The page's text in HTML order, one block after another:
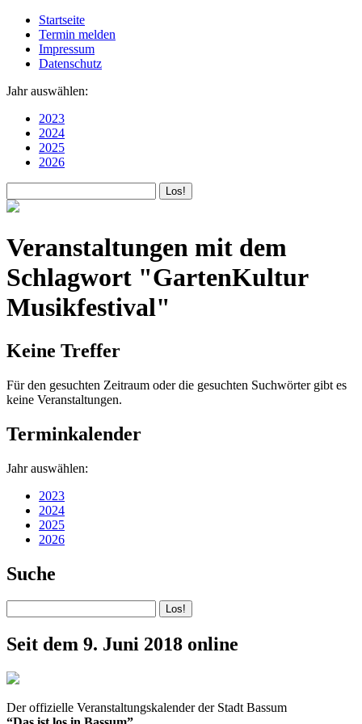
Startseite
Termin melden
Impressum
Datenschutz
Jahr auswählen:
2023
2024
2025
2026
Veranstaltungen mit dem
Schlagwort "GartenKultur
Musikfestival"
Keine Treffer
Für den gesuchten Zeitraum oder die gesuchten Suchwörter gibt es
keine Veranstaltungen.
Terminkalender
Jahr auswählen:
2023
2024
2025
2026
Suche
Seit dem 9. Juni 2018 online
Der offizielle Veranstaltungskalender der Stadt Bassum